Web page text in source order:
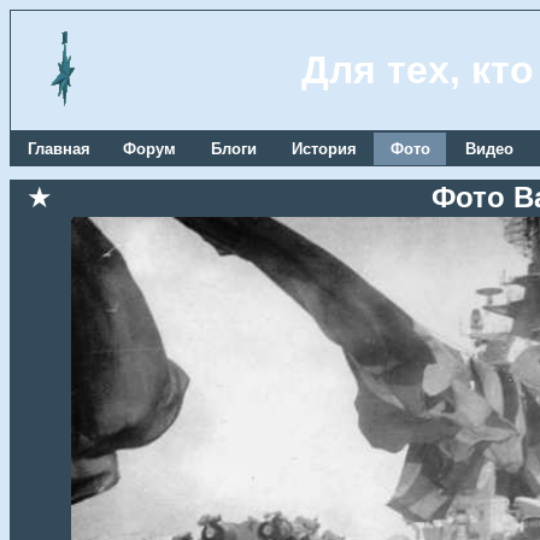
Для тех,
Главная Форум Блоги История Фото Видео
★ Фото